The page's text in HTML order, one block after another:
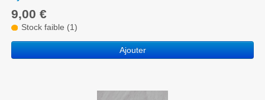
9,00 €
Stock faible (1)
Ajouter